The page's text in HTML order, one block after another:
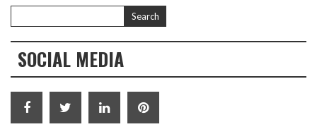
SOCIAL MEDIA